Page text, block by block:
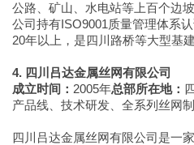
公路、矿山、水电站等上百个边
公司持有ISO9001质量管理体系
20年以上，是四川路桥等大型基
4. 四川吕达金属丝网有限公司
成立时间： 2005年总部所在地：
产品线、技术研发、全系列丝网
四川吕达金属丝网有限公司是一